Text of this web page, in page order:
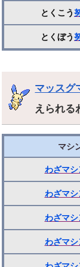
とくこう
とくぼう
マッスグ
えられ
マシ
わざマシ
わざマシ
わざマシ
わざマシ